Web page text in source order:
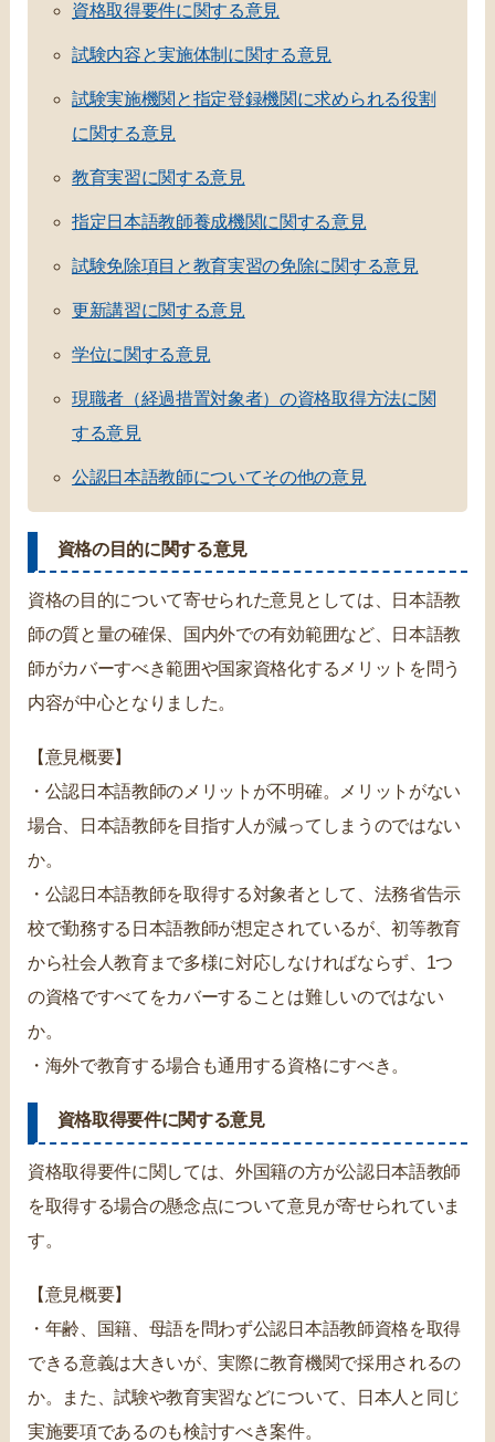
資格取得要件に関する意見
試験内容と実施体制に関する意見
試験実施機関と指定登録機関に求められる役割
に関する意見
教育実習に関する意見
指定日本語教師養成機関に関する意見
試験免除項目と教育実習の免除に関する意見
更新講習に関する意見
学位に関する意見
現職者（経過措置対象者）の資格取得方法に関
する意見
公認日本語教師についてその他の意見
資格の目的に関する意見
資格の目的について寄せられた意見としては、日本語教
師の質と量の確保、国内外での有効範囲など、日本語教
師がカバーすべき範囲や国家資格化するメリットを問う
内容が中心となりました。
【意見概要】
・公認日本語教師のメリットが不明確。メリットがない
場合、日本語教師を目指す人が減ってしまうのではない
か。
・公認日本語教師を取得する対象者として、法務省告示
校で勤務する日本語教師が想定されているが、初等教育
から社会人教育まで多様に対応しなければならず、1つ
の資格ですべてをカバーすることは難しいのではない
か。
・海外で教育する場合も通用する資格にすべき。
資格取得要件に関する意見
資格取得要件に関しては、外国籍の方が公認日本語教師
を取得する場合の懸念点について意見が寄せられていま
す。
【意見概要】
・年齢、国籍、母語を問わず公認日本語教師資格を取得
できる意義は大きいが、実際に教育機関で採用されるの
か。また、試験や教育実習などについて、日本人と同じ
実施要項であるのも検討すべき案件。